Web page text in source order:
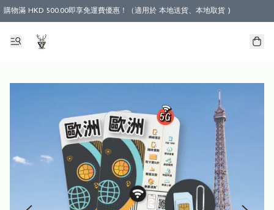
購物滿 HKD 500.00即享免運費優惠！（適用於 本地送貨、本地取貨 )